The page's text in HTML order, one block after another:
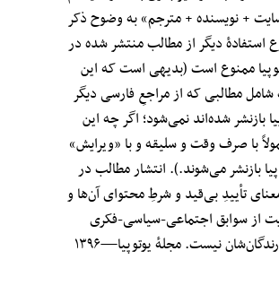
+ نویسنده + مترجم» به وضوح ذکر
استفادهٔ دیگر از مطالب منتشر شده در
ممنوع است (بدیهی است که این
مطالبی که از مراجعِ فارسی دیگر
بازنشر شده‌اند نمی‌شود؛ اگر چه این
با صرف وقت و سلیقه و با «ویرایش»
بازنشر می‌شوند.). انتشار مطالب در
معنای تأییدِ بی‌قید‌ و شرطِ محتوای آن‌ها و
از سوابق اجتماعی-سیاسی-فکری
نیست. مجلهٔ یوتوپیا—۱۳۹۶